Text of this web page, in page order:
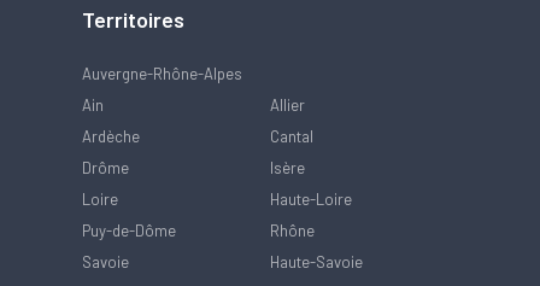
Territoires
Auvergne-Rhône-Alpes
Ain
Allier
Ardèche
Cantal
Drôme
Isère
Loire
Haute-Loire
Puy-de-Dôme
Rhône
Savoie
Haute-Savoie